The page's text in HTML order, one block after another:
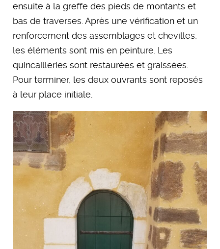
ensuite à la greffe des pieds de montants et
bas de traverses. Après une vérification et un
renforcement des assemblages et chevilles,
les éléments sont mis en peinture. Les
quincailleries sont restaurées et graissées.
Pour terminer, les deux ouvrants sont reposés
à leur place initiale.